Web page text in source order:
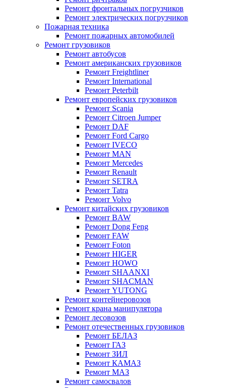
Ремонт фронтальных погрузчиков
Ремонт электрических погрузчиков
Пожарная техника
Ремонт пожарных автомобилей
Ремонт грузовиков
Ремонт автобусов
Ремонт американских грузовиков
Ремонт Freightliner
Ремонт International
Ремонт Peterbilt
Ремонт европейских грузовиков
Ремонт Scania
Ремонт Citroen Jumper
Ремонт DAF
Ремонт Ford Cargo
Ремонт IVECO
Ремонт MAN
Ремонт Mercedes
Ремонт Renault
Ремонт SETRA
Ремонт Tatra
Ремонт Volvo
Ремонт китайских грузовиков
Ремонт BAW
Ремонт Dong Feng
Ремонт FAW
Ремонт Foton
Ремонт HIGER
Ремонт HOWO
Ремонт SHAANXI
Ремонт SHACMAN
Ремонт YUTONG
Ремонт контейнеровозов
Ремонт крана манипулятора
Ремонт лесовозов
Ремонт отечественных грузовиков
Ремонт БЕЛАЗ
Ремонт ГАЗ
Ремонт ЗИЛ
Ремонт КАМАЗ
Ремонт МАЗ
Ремонт самосвалов